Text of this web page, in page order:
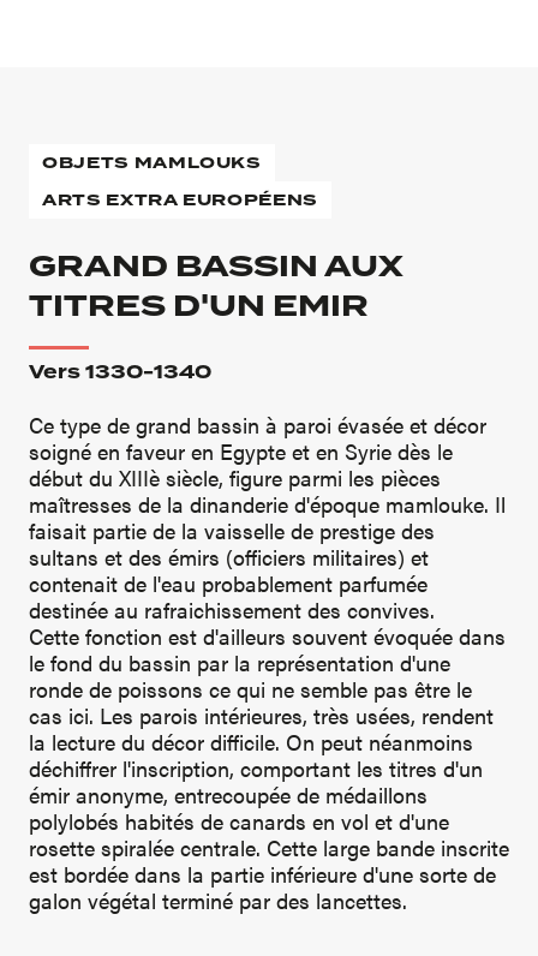
OBJETS MAMLOUKS
ARTS EXTRA EUROPÉENS
GRAND BASSIN AUX
TITRES D'UN EMIR
Vers 1330-1340
Ce type de grand bassin à paroi évasée et décor
soigné en faveur en Egypte et en Syrie dès le
début du XIIIè siècle, figure parmi les pièces
maîtresses de la dinanderie d'époque mamlouke. Il
faisait partie de la vaisselle de prestige des
sultans et des émirs (officiers militaires) et
contenait de l'eau probablement parfumée
destinée au rafraichissement des convives.
Cette fonction est d'ailleurs souvent évoquée dans
le fond du bassin par la représentation d'une
ronde de poissons ce qui ne semble pas être le
cas ici. Les parois intérieures, très usées, rendent
la lecture du décor difficile. On peut néanmoins
déchiffrer l'inscription, comportant les titres d'un
émir anonyme, entrecoupée de médaillons
polylobés habités de canards en vol et d'une
rosette spiralée centrale. Cette large bande inscrite
est bordée dans la partie inférieure d'une sorte de
galon végétal terminé par des lancettes.